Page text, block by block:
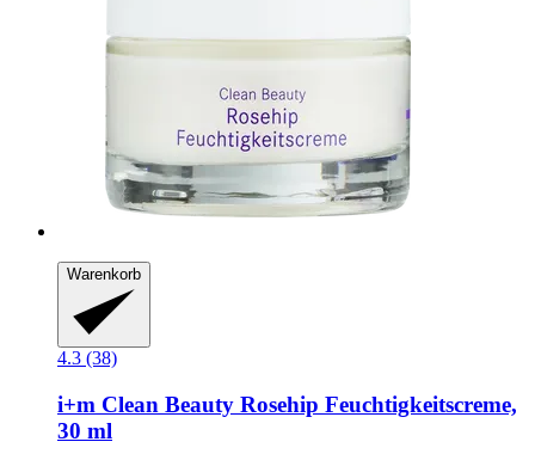
Warenkorb
4.3 (38)
i+m Clean Beauty Rosehip Feuchtigkeitscreme,
30 ml